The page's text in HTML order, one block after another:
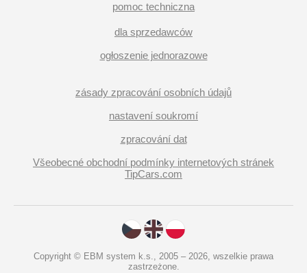
pomoc techniczna
dla sprzedawców
ogłoszenie jednorazowe
zásady zpracování osobních údajů
nastavení soukromí
zpracování dat
Všeobecné obchodní podmínky internetových stránek
TipCars.com
Copyright © EBM system k.s., 2005 – 2026, wszelkie prawa
zastrzeżone.